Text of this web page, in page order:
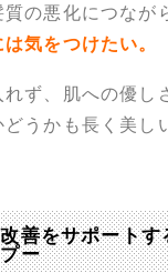
の悪化につなが
気をつけたい。
ず、肌への優し
うかも長く美し
善をサポートす
ー